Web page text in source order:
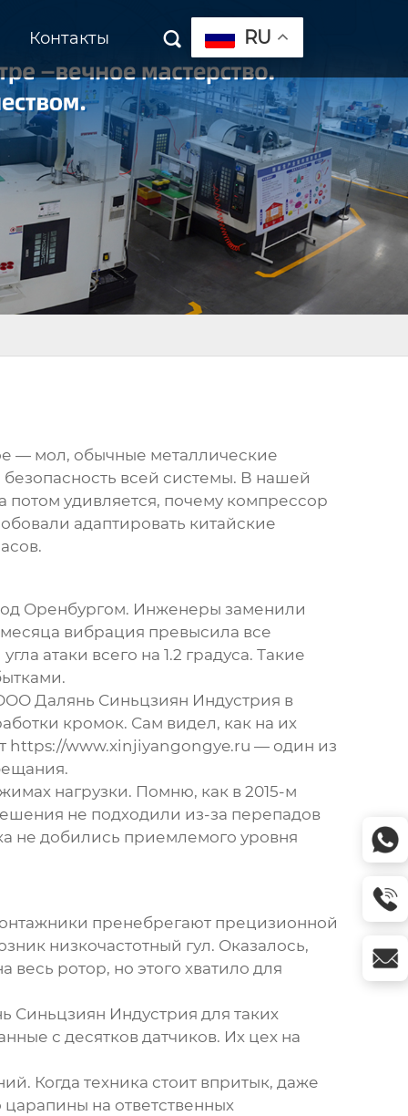
Контакты  RU
— мол, обычные металлические
всей системы. В нашей
потом удивляется, почему компрессор
адаптировать китайские
Оренбургом. Инженеры заменили
вибрация превысила все
атаки всего на 1.2 градуса. Такие
Далянь Синьцзиян Индустрия в
кромок. Сам видел, как на их
https://www.xinjiyangongye.ru — один из
нагрузки. Помню, как в 2015-м
не подходили из-за перепадов
не добились приемлемого уровня
пренебрегают прецизионной
низкочастотный гул. Оказалось,
ротор, но этого хватило для
Синьцзиян Индустрия для таких
с десятков датчиков. Их цех на
Когда техника стоит впритык, даже
на ответственных